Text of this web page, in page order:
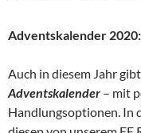
Adventskalender 2020:
Auch in diesem Jahr
Adventskalender – mit
Handlungsoptionen. In